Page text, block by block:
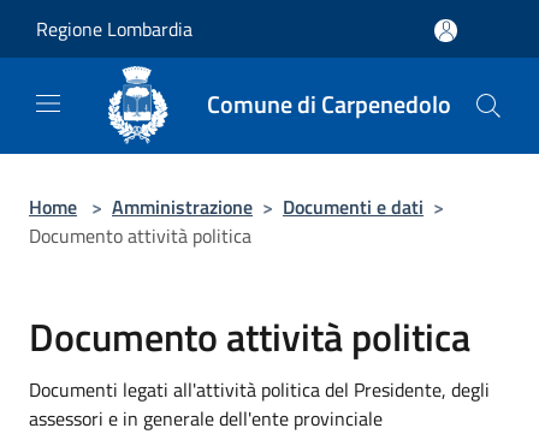
Regione Lombardia
Comune di Carpenedolo
Home > Amministrazione > Documenti e dati >
Documento attività politica
Documento attività politica
Documenti legati all'attività politica del Presidente, degli
assessori e in generale dell'ente provinciale